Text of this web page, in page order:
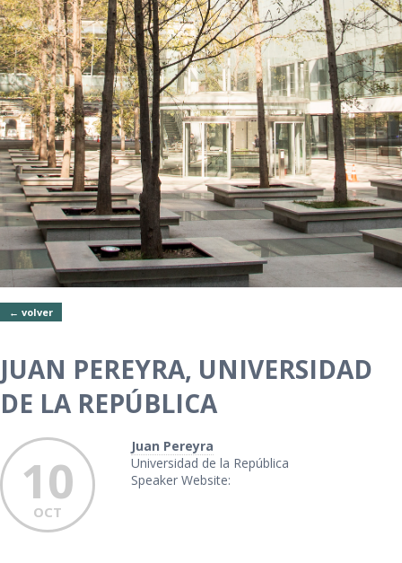
← volver
JUAN PEREYRA, UNIVERSIDAD
DE LA REPÚBLICA
10
OCT
Juan Pereyra
Universidad de la República
Speaker Website: